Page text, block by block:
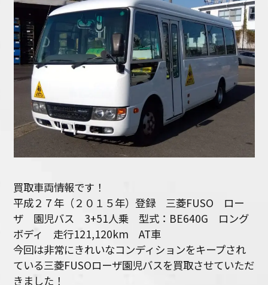
買取車両情報です！
平成２７年（２０１５年）登録 三菱FUSO ロー
ザ 園児バス 3+51人乗 型式：BE640G ロング
ボディ 走行121,120km AT車
今回は非常にきれいなコンディションをキープされ
ている三菱FUSOローザ園児バスを買取させていただ
きました！